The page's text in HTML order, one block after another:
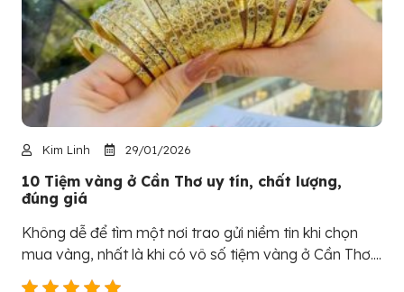
Kim Linh 29/01/2026
10 Tiệm vàng ở Cần Thơ uy tín, chất lượng,
đúng giá
Không dễ để tìm một nơi trao gửi niềm tin khi chọn
mua vàng, nhất là khi có vô số tiệm vàng ở Cần Thơ....